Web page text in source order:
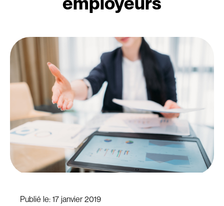
Publié le: 17 janvier 2019